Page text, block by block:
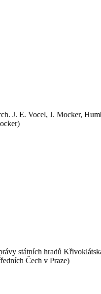
J. E. Vocel, J. Mocker,
státních hradů
Čech v Praze)